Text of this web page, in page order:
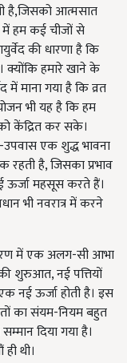
है,जिसको आत्मसात
में हम कई चीजों से
की धारणा है कि
क्योंकि हमारे खाने के
माना गया है कि व्रत
भी यह है कि हम
केंद्रित कर सके।
उपवास एक शुद्ध भावना
है, जिसका प्रभाव
ऊर्जा महसूस करते हैं।
भी नवरात्र में करने
में एक अलग-सी आभा
शुरुआत, नई पत्तियों
नई ऊर्जा होती है। इस
का संयम-नियम बहुत
दिया गया है।
थी।